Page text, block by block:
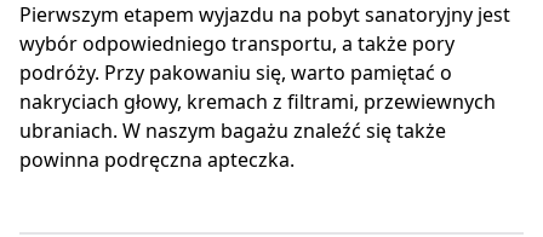
Pierwszym etapem wyjazdu na pobyt sanatoryjny jest
wybór odpowiedniego transportu, a także pory
podróży. Przy pakowaniu się, warto pamiętać o
nakryciach głowy, kremach z filtrami, przewiewnych
ubraniach. W naszym bagażu znaleźć się także
powinna podręczna apteczka.